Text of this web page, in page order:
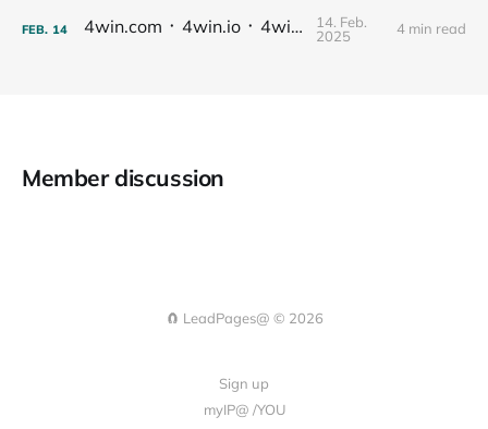
FEB. 14 4win.com ᛫ 4win.io ᛫ 4win@
14. Feb.
2025
4 min read
Member discussion
🧲 LeadPages@ © 2026
Sign up
myIP@ /YOU